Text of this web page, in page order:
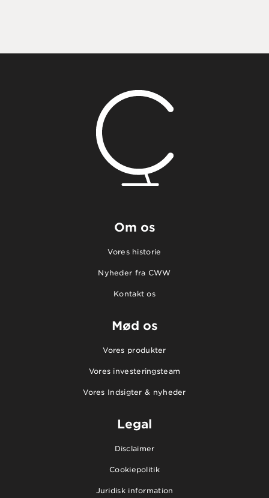
Om os
Vores historie
Nyheder fra CWW
Kontakt os
Mød os
Vores produkter
Vores investeringsteam
Vores Indsigter & nyheder
Legal
Disclaimer
Cookiepolitik
Juridisk information